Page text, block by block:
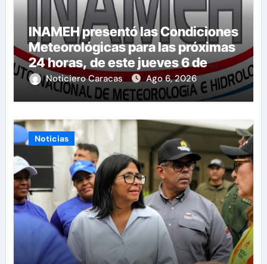
INAMEH presentó las Condiciones
Meteorológicas para las próximas
24 horas, de este jueves 6 de
agosto 2026
Noticiero Caracas Ago 6, 2026
Noticias